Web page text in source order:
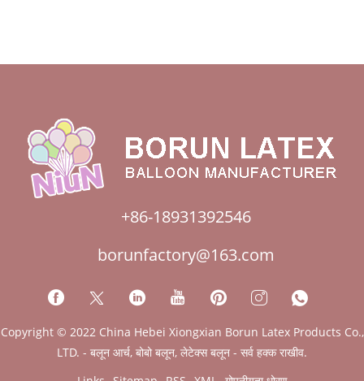
+86-18931392546
borunfactory@163.com
Copyright © 2022 China Hebei Xiongxian Borun Latex Products Co.,
LTD. - बलून आर्च, बोबो बलून, लेटेक्स बलून - सर्व हक्क राखीव.